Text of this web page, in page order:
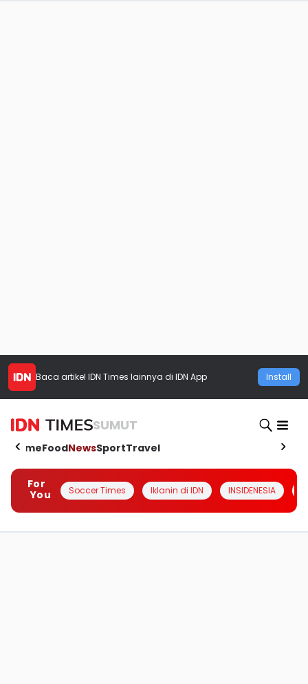
Baca artikel IDN Times lainnya di IDN App Install
SUMUT
HomeFoodNewsSportTravel
For
You
Soccer Times Iklanin di IDN INSIDENESIA